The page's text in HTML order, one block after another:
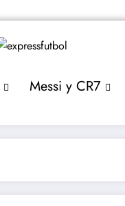
Messi y CR7